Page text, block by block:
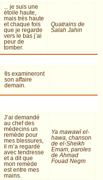
... je suis une
étoile haute,
mais très haute
et chaque fois
que je regarde
vers le bas j’ai
peur de
tomber.
Quatrains de
Salah Jahin
Ils examineront
son affaire
demain.
J’ai demandé
au chef des
médecins un
remède pour
mes blessures,
il m’a regardé
avec tendresse
et a dit que
mon remède
est entre mes
mains.
Ya mawawī el-
hawa, chanson
de el-Sheikh
Emam, paroles
de Ahmad
Fouad Negm